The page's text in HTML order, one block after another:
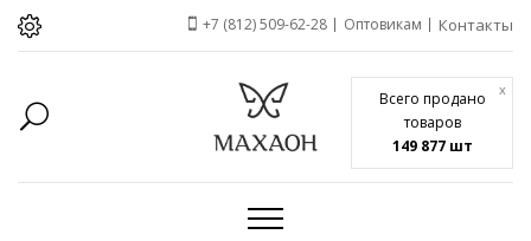
Всего продано
товаров
149 877 шт
x
+7 (812) 509-62-28 Оптовикам Контакты